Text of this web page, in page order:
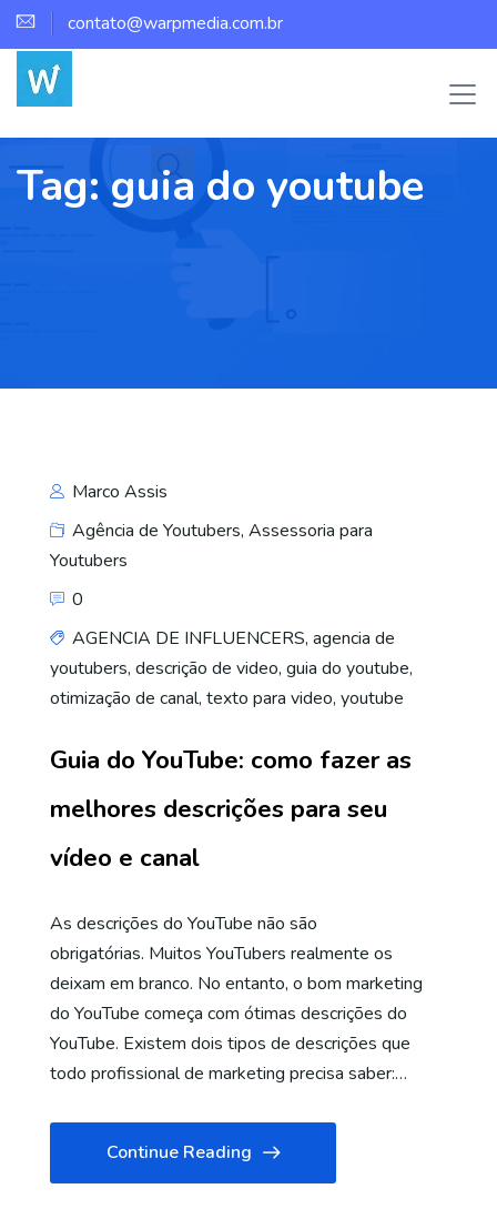
contato@warpmedia.com.br
Tag:guia do youtube
Marco Assis
Agência de Youtubers, Assessoria para
Youtubers
0
AGENCIA DE INFLUENCERS, agencia de
youtubers, descrição de video, guia do youtube,
otimização de canal, texto para video, youtube
Guia do YouTube: como fazer as
melhores descrições para seu
vídeo e canal
As descrições do YouTube não são
obrigatórias. Muitos YouTubers realmente os
deixam em branco. No entanto, o bom marketing
do YouTube começa com ótimas descrições do
YouTube. Existem dois tipos de descrições que
todo profissional de marketing precisa saber:…
Continue Reading